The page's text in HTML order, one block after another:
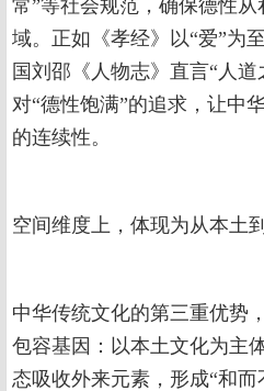
常”等社会规范，确保德性
域。正如《孝经》以“爱”为
国刘邵《人物志》直言“人
对“德性饱满”的追求，让中
的连续性。
空间维度上，体现为从本土
中华传统文化的第三重优势
包容基因：以本土文化为主
态吸收外来元素，形成“和